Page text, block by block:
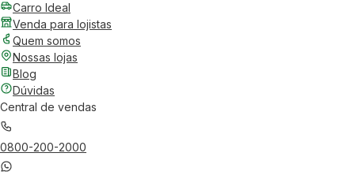
Carro Ideal
Venda para lojistas
Quem somos
Nossas lojas
Blog
Dúvidas
Central de vendas
0800-200-2000